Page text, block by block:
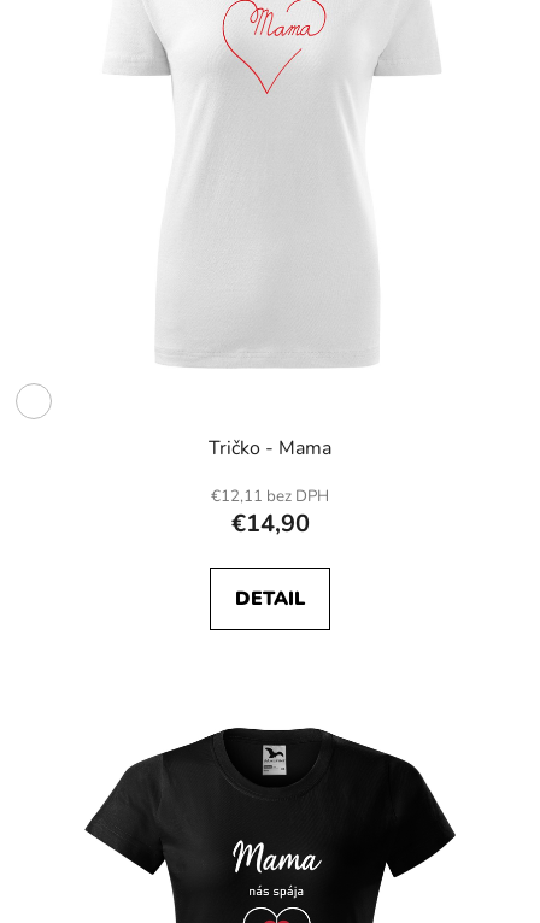
Tričko - Mama
€12,11 bez DPH
€14,90
DETAIL